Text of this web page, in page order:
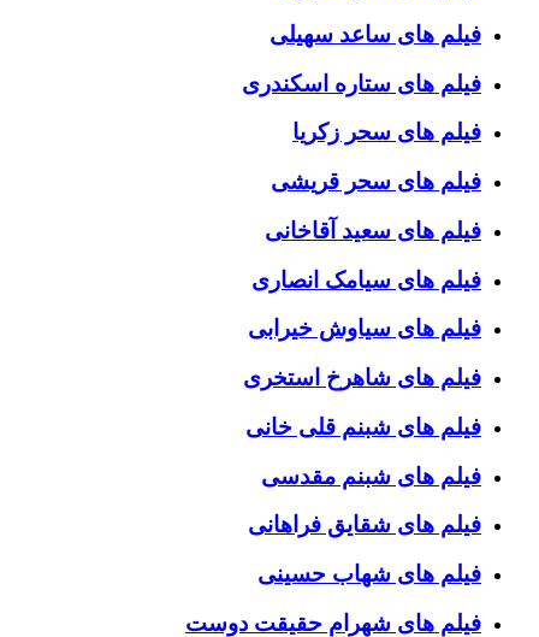
فیلم های ساعد سهیلی
فیلم های ستاره اسکندری
فیلم های سحر زکریا
فیلم های سحر قریشی
فیلم های سعید آقاخانی
فیلم های سیامک انصاری
فیلم های سیاوش خیرابی
فیلم های شاهرخ استخری
فیلم های شبنم قلی خانی
فیلم های شبنم مقدسی
فیلم های شقایق فراهانی
فیلم های شهاب حسینی
فیلم های شهرام حقیقت دوست